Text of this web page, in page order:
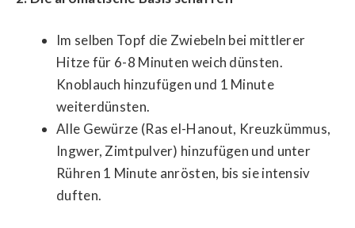
Im selben Topf die Zwiebeln bei mittlerer
Hitze für 6-8 Minuten weich dünsten.
Knoblauch hinzufügen und 1 Minute
weiterdünsten.
Alle Gewürze (Ras el-Hanout, Kreuzkümmus,
Ingwer, Zimtpulver) hinzufügen und unter
Rühren 1 Minute anrösten, bis sie intensiv
duften.